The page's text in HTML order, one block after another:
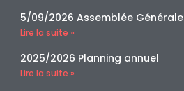
5/09/2026 Assemblée Générale
Lire la suite »
2025/2026 Planning annuel
Lire la suite »